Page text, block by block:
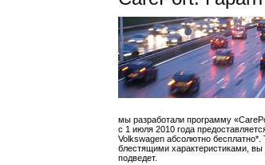
мы разработали программу
с 1 июля 2010 года
Volkswagen абсолютно
блестящими характеристиками, вы
подведет.